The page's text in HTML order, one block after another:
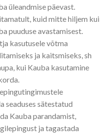
üleandmise päevast.
kuid mitte hiljem kui
puuduse avastamisest.
kasutusele võtma
ja kaitsmiseks, sh
kui Kauba kasutamine
seaduses sätestatud
Kauba parandamist,
ja tagastada